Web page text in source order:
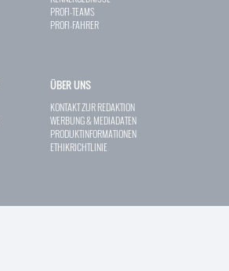
PROFI-TEAMS
PROFI-FAHRER
ÜBER UNS
KONTAKT ZUR REDAKTION
WERBUNG & MEDIADATEN
PRODUKTINFORMATIONEN
ETHIKRICHTLINIE